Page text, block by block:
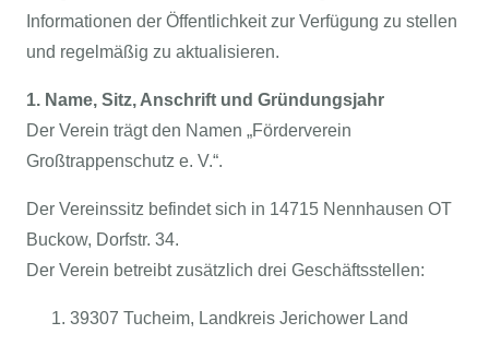
Informationen der Öffentlichkeit zur Verfügung zu stellen
und regelmäßig zu aktualisieren.
1. Name, Sitz, Anschrift und Gründungsjahr
Der Verein trägt den Namen „Förderverein
Großtrappenschutz e. V.“.
Der Vereinssitz befindet sich in 14715 Nennhausen OT
Buckow, Dorfstr. 34.
Der Verein betreibt zusätzlich drei Geschäftsstellen:
39307 Tucheim, Landkreis Jerichower Land